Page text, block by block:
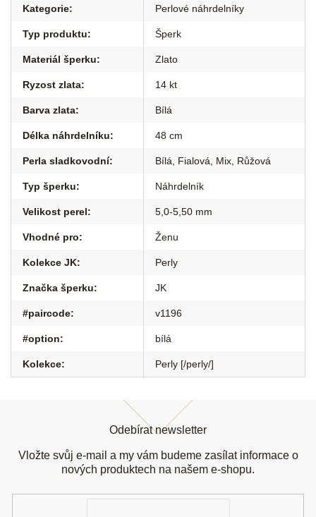
Kategorie: Perlové náhrdelníky
Typ produktu: Šperk
Materiál šperku: Zlato
Ryzost zlata: 14 kt
Barva zlata: Bílá
Délka náhrdelníku: 48 cm
Perla sladkovodní: Bílá Fialová Mix Růžová
Typ šperku: Náhrdelník
Velikost perel: 5,0-5,50 mm
Vhodné pro: Ženu
Kolekce JK: Perly
Značka šperku: JK
#paircode: v1196
#option: bílá
Kolekce: Perly [/perly/]
Odebírat newsletter
Vložte svůj e-mail a my vám budeme zasílat informace o
nových produktech na našem e-shopu.